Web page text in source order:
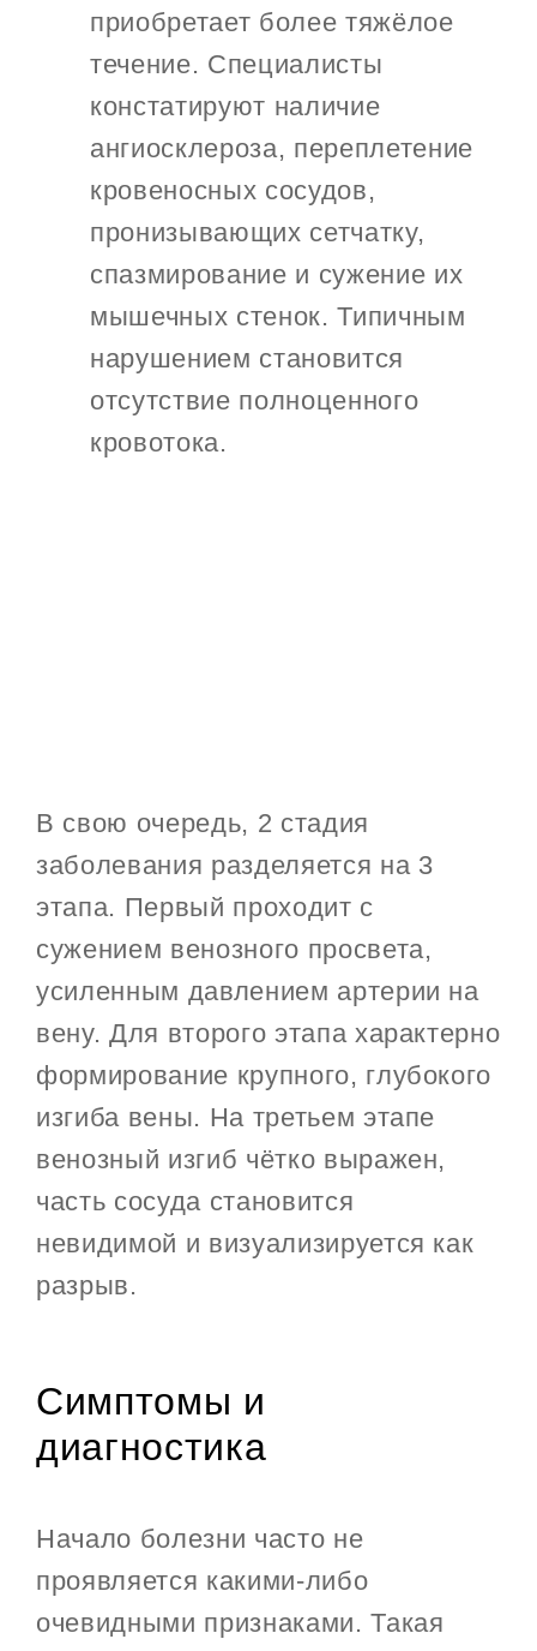
приобретает более тяжёлое
течение. Специалисты
констатируют наличие
ангиосклероза, переплетение
кровеносных сосудов,
пронизывающих сетчатку,
спазмирование и сужение их
мышечных стенок. Типичным
нарушением становится
отсутствие полноценного
кровотока.
В свою очередь, 2 стадия
заболевания разделяется на 3
этапа. Первый проходит с
сужением венозного просвета,
усиленным давлением артерии на
вену. Для второго этапа характерно
формирование крупного, глубокого
изгиба вены. На третьем этапе
венозный изгиб чётко выражен,
часть сосуда становится
невидимой и визуализируется как
разрыв.
Симптомы и
диагностика
Начало болезни часто не
проявляется какими-либо
очевидными признаками. Такая